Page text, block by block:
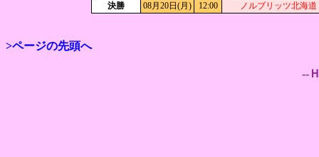
決勝
08月20日(月) 12:00 ノルブリッツ北海道
>ページの先頭へ
--